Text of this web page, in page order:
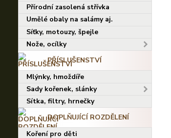
Přírodní zasolená střívka
Umělé obaly na salámy aj.
Síťky, motouzy, špejle
Nože, ocílky
PŘÍSLUŠENSTVÍ
Mlýnky, hmoždíře
Sady kořenek, slánky
Sítka, filtry, hrnečky
DOPLŇUJÍCÍ ROZDĚLENÍ
Koření pro děti